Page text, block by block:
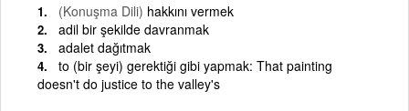
(Konuşma Dili) hakkını vermek
adil bir şekilde davranmak
adalet dağıtmak
to (bir şeyi) gerektiği gibi yapmak: That painting
doesn't do justice to the valley's